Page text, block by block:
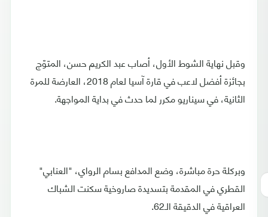
وقبل نهاية الشوط الأول، أصاب عبد الكريم حسن، المتوّج
بجائزة أفضل لاعب في قارة آسيا لعام 2018، العارضة للمرة
الثانية، في سيناريو مكرر لما حدث في بداية المواجهة.
وبركلة حرة مباشرة، وضع المدافع بسام الرواي، "العنابي"
القطري في المقدمة بتسديدة صاروخية سكنت الشباك
العراقية في الدقيقة الـ62.